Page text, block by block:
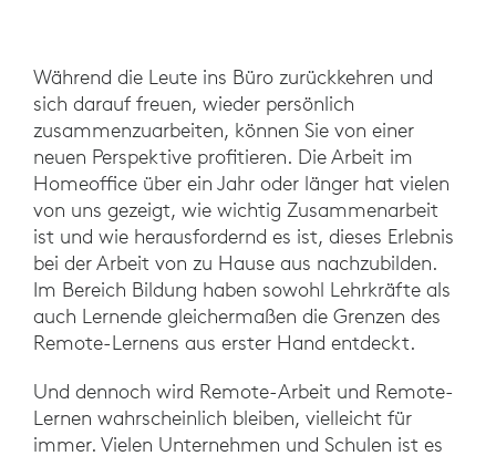
Während die Leute ins Büro zurückkehren und
sich darauf freuen, wieder persönlich
zusammenzuarbeiten, können Sie von einer
neuen Perspektive profitieren. Die Arbeit im
Homeoffice über ein Jahr oder länger hat vielen
von uns gezeigt, wie wichtig Zusammenarbeit
ist und wie herausfordernd es ist, dieses Erlebnis
bei der Arbeit von zu Hause aus nachzubilden.
Im Bereich Bildung haben sowohl Lehrkräfte als
auch Lernende gleichermaßen die Grenzen des
Remote-Lernens aus erster Hand entdeckt.
Und dennoch wird Remote-Arbeit und Remote-
Lernen wahrscheinlich bleiben, vielleicht für
immer. Vielen Unternehmen und Schulen ist es